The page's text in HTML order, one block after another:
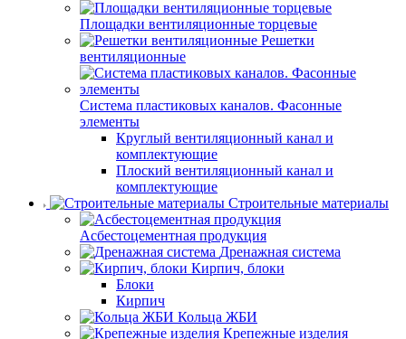
Площадки вентиляционные торцевые
Решетки
вентиляционные
Система пластиковых каналов. Фасонные
элементы
Круглый вентиляционный канал и
комплектующие
Плоский вентиляционный канал и
комплектующие
Строительные материалы
Асбестоцементная продукция
Дренажная система
Кирпич, блоки
Блоки
Кирпич
Кольца ЖБИ
Крепежные изделия